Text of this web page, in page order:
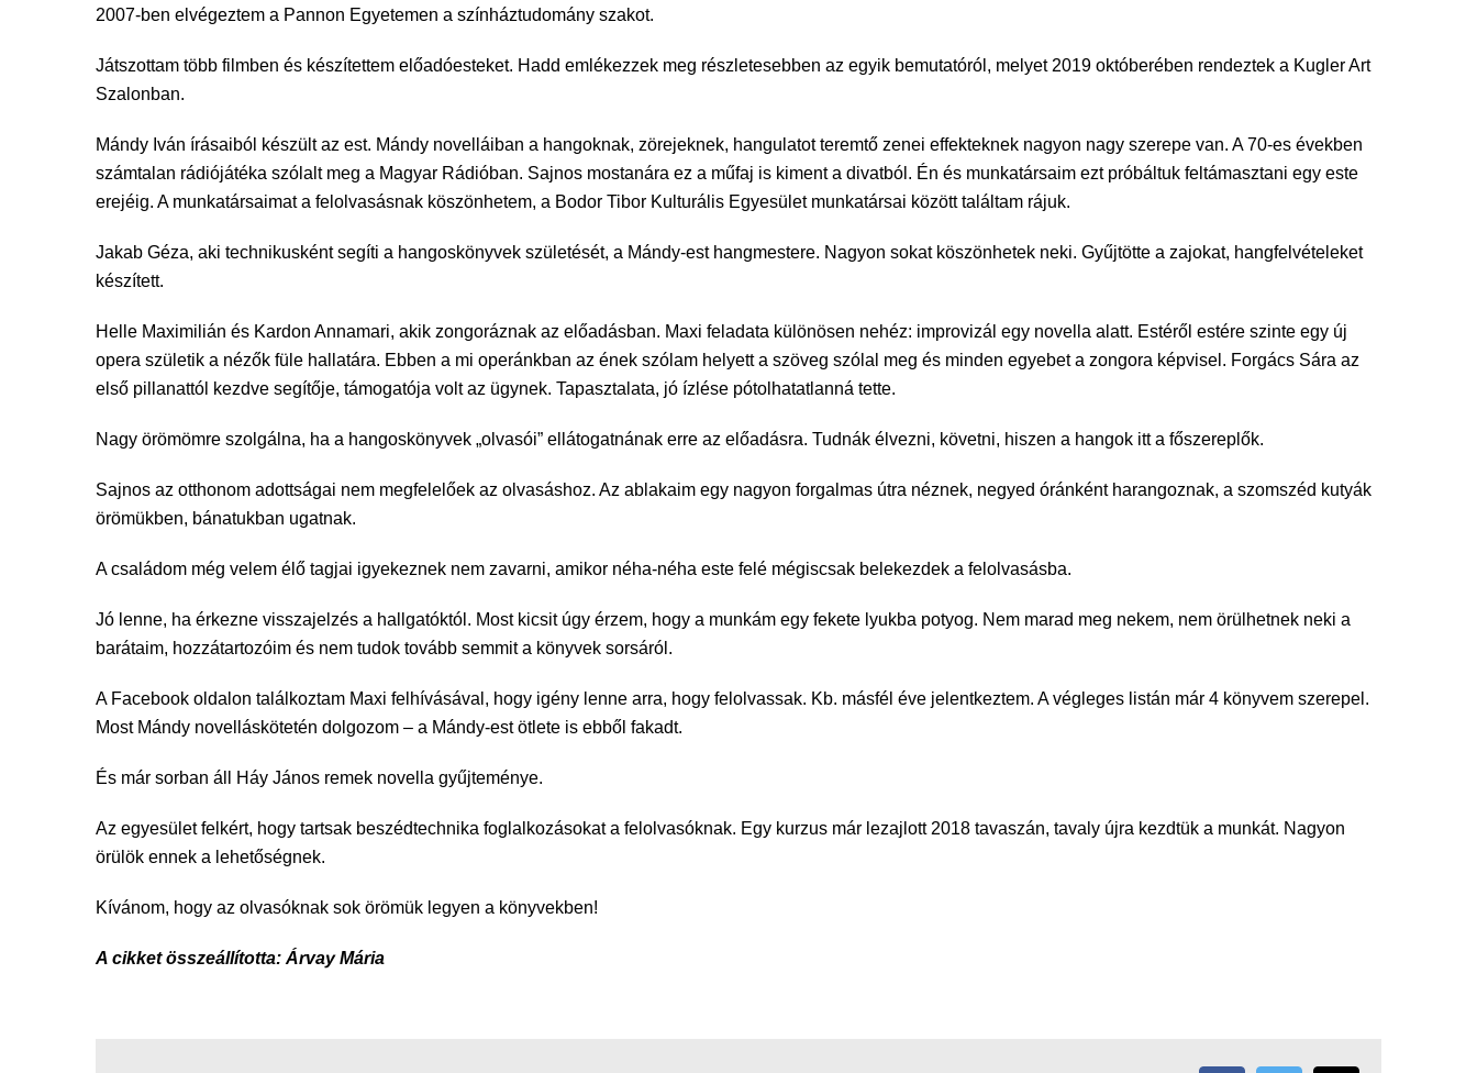
2007-ben elvégeztem a Pannon Egyetemen a színháztudomány szakot.
Játszottam több filmben és készítettem előadóesteket. Hadd emlékezzek meg részletesebben az egyik bemutatóról, melyet 2019 októberében rendeztek a Kugler Art
Szalonban.
Mándy Iván írásaiból készült az est. Mándy novelláiban a hangoknak, zörejeknek, hangulatot teremtő zenei effekteknek nagyon nagy szerepe van. A 70-es években
számtalan rádiójátéka szólalt meg a Magyar Rádióban. Sajnos mostanára ez a műfaj is kiment a divatból. Én és munkatársaim ezt próbáltuk feltámasztani egy este
erejéig. A munkatársaimat a felolvasásnak köszönhetem, a Bodor Tibor Kulturális Egyesület munkatársai között találtam rájuk.
Jakab Géza, aki technikusként segíti a hangoskönyvek születését, a Mándy-est hangmestere. Nagyon sokat köszönhetek neki. Gyűjtötte a zajokat, hangfelvételeket
készített.
Helle Maximilián és Kardon Annamari, akik zongoráznak az előadásban. Maxi feladata különösen nehéz: improvizál egy novella alatt. Estéről estére szinte egy új
opera születik a nézők füle hallatára. Ebben a mi operánkban az ének szólam helyett a szöveg szólal meg és minden egyebet a zongora képvisel. Forgács Sára az
első pillanattól kezdve segítője, támogatója volt az ügynek. Tapasztalata, jó ízlése pótolhatatlanná tette.
Nagy örömömre szolgálna, ha a hangoskönyvek „olvasói” ellátogatnának erre az előadásra. Tudnák élvezni, követni, hiszen a hangok itt a főszereplők.
Sajnos az otthonom adottságai nem megfelelőek az olvasáshoz. Az ablakaim egy nagyon forgalmas útra néznek, negyed óránként harangoznak, a szomszéd kutyák
örömükben, bánatukban ugatnak.
A családom még velem élő tagjai igyekeznek nem zavarni, amikor néha-néha este felé mégiscsak belekezdek a felolvasásba.
Jó lenne, ha érkezne visszajelzés a hallgatóktól. Most kicsit úgy érzem, hogy a munkám egy fekete lyukba potyog. Nem marad meg nekem, nem örülhetnek neki a
barátaim, hozzátartozóim és nem tudok tovább semmit a könyvek sorsáról.
A Facebook oldalon találkoztam Maxi felhívásával, hogy igény lenne arra, hogy felolvassak. Kb. másfél éve jelentkeztem. A végleges listán már 4 könyvem szerepel.
Most Mándy novelláskötetén dolgozom – a Mándy-est ötlete is ebből fakadt.
És már sorban áll Háy János remek novella gyűjteménye.
Az egyesület felkért, hogy tartsak beszédtechnika foglalkozásokat a felolvasóknak. Egy kurzus már lezajlott 2018 tavaszán, tavaly újra kezdtük a munkát. Nagyon
örülök ennek a lehetőségnek.
Kívánom, hogy az olvasóknak sok örömük legyen a könyvekben!
A cikket összeállította: Árvay Mária